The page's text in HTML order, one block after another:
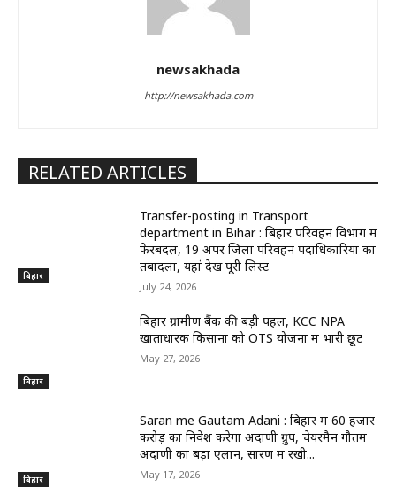
newsakhada
http://newsakhada.com
RELATED ARTICLES
बिहार
Transfer-posting in Transport
department in Bihar : बिहार परिवहन विभाग में
फेरबदल, 19 अपर जिला परिवहन पदाधिकारियों का
तबादला, यहां देखें पूरी लिस्ट
July 24, 2026
बिहार
बिहार ग्रामीण बैंक की बड़ी पहल, KCC NPA
खाताधारक किसानों को OTS योजना में भारी छूट
May 27, 2026
बिहार
Saran me Gautam Adani : बिहार में 60 हजार
करोड़ का निवेश करेगा अदाणी ग्रुप, चेयरमैन गौतम
अदाणी का बड़ा एलान, सारण में रखी...
May 17, 2026